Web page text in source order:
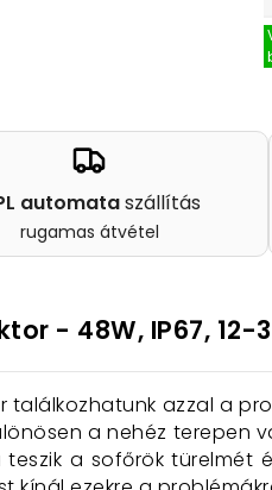
automataszállítás
rugamas átvétel
- 48W, IP67, 12-
találkozhatunk azzal a
a nehéz terepen
a sofőrök türelmét